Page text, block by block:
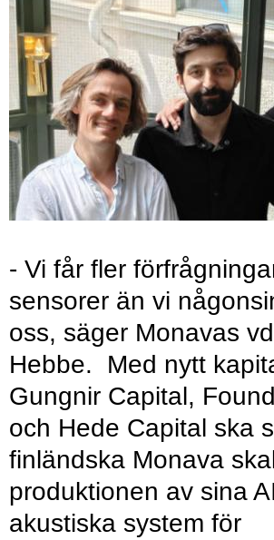
- Vi får fler
sensorer än vi
oss, säger Monavas
Hebbe. Med nytt
Gungnir Capital,
och Hede Capital ska
finländska Monava
produktionen av sina
akustiska system för